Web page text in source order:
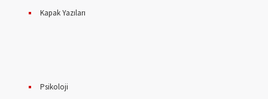
Kapak Yazıları
Psikoloji